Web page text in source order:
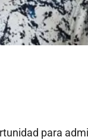
para